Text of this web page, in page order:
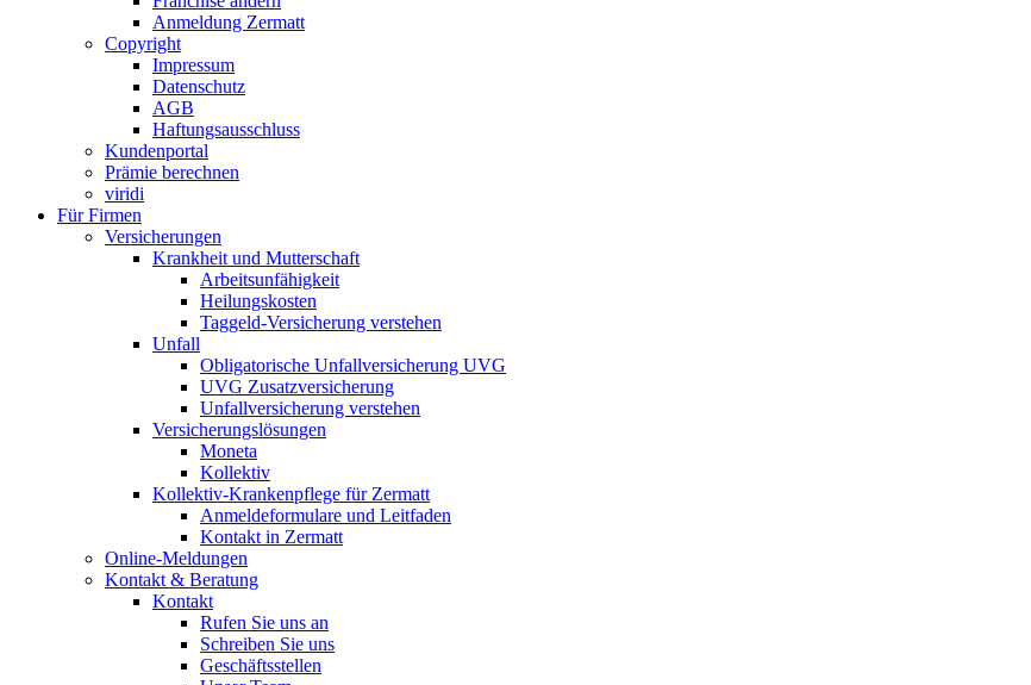
Anmeldung Zermatt
Copyright
Impressum
Datenschutz
AGB
Haftungsausschluss
Kundenportal
Prämie berechnen
viridi
Für Firmen
Versicherungen
Krankheit und Mutterschaft
Arbeitsunfähigkeit
Heilungskosten
Taggeld-Versicherung verstehen
Unfall
Obligatorische Unfallversicherung UVG
UVG Zusatzversicherung
Unfallversicherung verstehen
Versicherungslösungen
Moneta
Kollektiv
Kollektiv-Krankenpflege für Zermatt
Anmeldeformulare und Leitfaden
Kontakt in Zermatt
Online-Meldungen
Kontakt & Beratung
Kontakt
Rufen Sie uns an
Schreiben Sie uns
Geschäftsstellen